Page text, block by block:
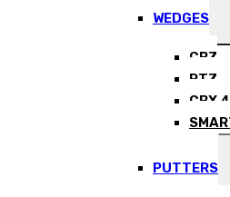
WEDGES
CBZ
RTZ
CBX
PUTTERS